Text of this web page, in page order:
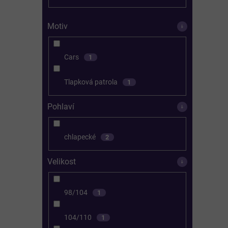
Motiv
Cars 1
Tlapková patrola 1
Pohlaví
chlapecké 2
Velikost
98/104 1
104/110 1